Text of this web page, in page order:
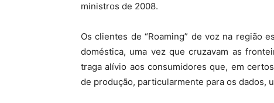
ministros de 2008.
Os clientes de “Roaming” de voz na região
doméstica, uma vez que cruzavam as
traga alívio aos consumidores que, em
de produção, particularmente para os dados,